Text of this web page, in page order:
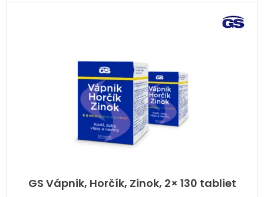
GS Vápnik, Horčík, Zinok, 2× 130 tabliet